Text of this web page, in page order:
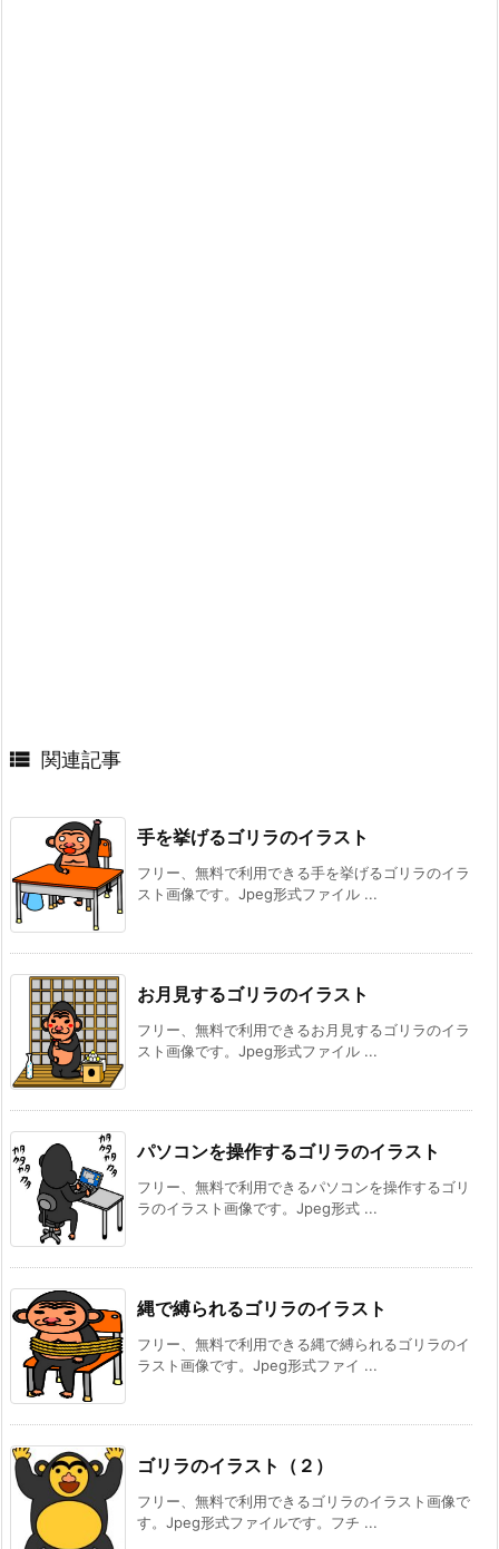
 関連記事
手を挙げるゴリラのイラスト
フリー、無料で利用できる手を挙げるゴリラのイラ
スト画像です。Jpeg形式ファイル ...
お月見するゴリラのイラスト
フリー、無料で利用できるお月見するゴリラのイラ
スト画像です。Jpeg形式ファイル ...
パソコンを操作するゴリラのイラスト
フリー、無料で利用できるパソコンを操作するゴリ
ラのイラスト画像です。Jpeg形式 ...
縄で縛られるゴリラのイラスト
フリー、無料で利用できる縄で縛られるゴリラのイ
ラスト画像です。Jpeg形式ファイ ...
ゴリラのイラスト（２）
フリー、無料で利用できるゴリラのイラスト画像で
す。Jpeg形式ファイルです。フチ ...